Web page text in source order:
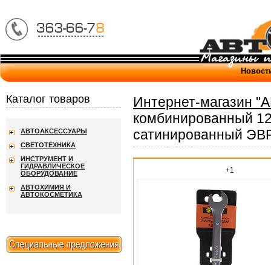
Интернет-магазин
комбинированный
сатинированный
+1
Каталог товаров
АВТОАКСЕССУАРЫ
СВЕТОТЕХНИКА
ИНСТРУМЕНТ И
ГИДРАВЛИЧЕСКОЕ
ОБОРУДОВАНИЕ
АВТОХИМИЯ И
АВТОКОСМЕТИКА